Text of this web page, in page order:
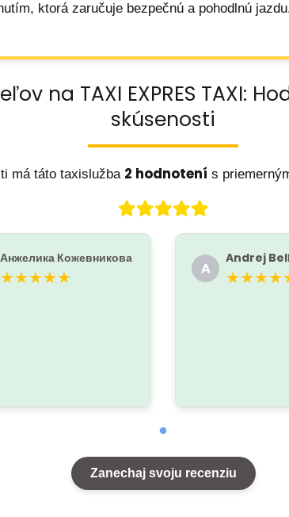
ktorá zaručuje bezpečnú a pohodlnú
na TAXI EXPRES TAXI:
skúsenosti
má táto taxislužba 2 hodnotení s
Анжелика Кожевникова
★★★★★ A
Andrej
Zanechaj svoju recenziu